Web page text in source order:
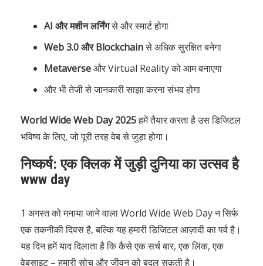
AI और मशीन लर्निंगसे और स्मार्ट होगा
Web 3.0 और Blockchainसे अधिक सुरक्षित बनेगा
Metaverseऔर Virtual Reality को आम बनाएगा
और भी तेजी से जानकारी साझा करना संभव होगा
World Wide Web Day 2025हमें तैयार करता है उस डिजिटल
भविष्य के लिए, जो पूरी तरह वेब से जुड़ा होगा।
निष्कर्ष: एक क्लिक में जुड़ी दुनिया का उत्सव है
www day
1 अगस्त को मनाया जाने वाला World Wide Web Day न सिर्फ
एक तकनीकी दिवस है, बल्कि यह हमारी डिजिटल आज़ादी का पर्व है।
यह दिन हमें याद दिलाता है कि कैसे एक सर्च बार, एक लिंक, एक
वेबसाइट – हमारी सोच और जीवन को बदल सकती है।